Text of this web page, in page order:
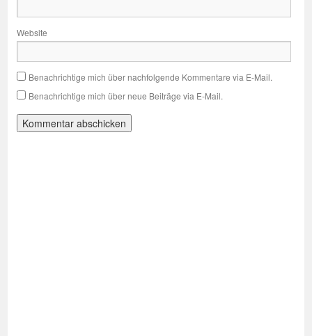
Website
Benachrichtige mich über nachfolgende Kommentare via E-Mail.
Benachrichtige mich über neue Beiträge via E-Mail.